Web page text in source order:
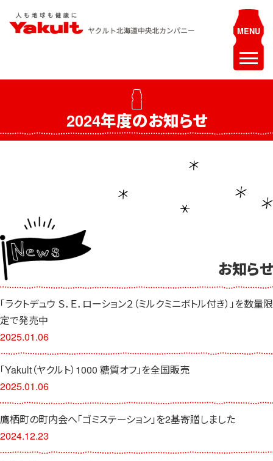
お知らせ
ヤクルトレディ募集
エステティシャン募集
健康教室・出前授業
会社概要
会社情報
事業紹介
センター一覧
サロン一覧
2024年度のお知らせ
お知らせ
「ラクトデュウ Ｓ．Ｅ．ローション２（ミルクミニボトル付き）」を数量限
定で発売中
2025.01.06
「Yakult（ヤクルト）1000 糖質オフ」を全国販売
2025.01.06
鷹栖町の町内会へ「ゴミステーション」を2基寄贈しました
2024.12.23